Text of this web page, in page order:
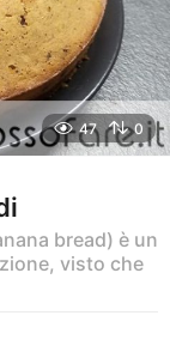
47 0
bread) è un
visto che